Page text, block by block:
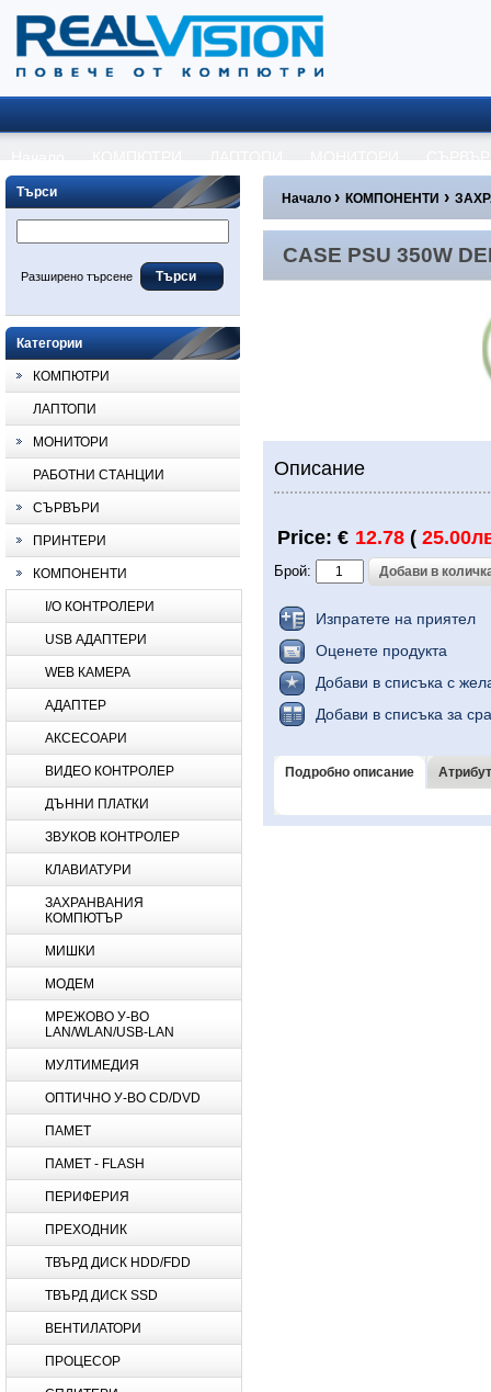
Търси
Разширено търсене
Категории
КОМПЮТРИ
ЛАПТОПИ
МОНИТОРИ
РАБОТНИ СТАНЦИИ
СЪРВЪРИ
ПРИНТЕРИ
КОМПОНЕНТИ
I/O КОНТРОЛЕРИ
USB АДАПТЕРИ
WEB КАМЕРА
АДАПТЕР
АКСЕСОАРИ
ВИДЕО КОНТРОЛЕР
ДЪННИ ПЛАТКИ
ЗВУКОВ КОНТРОЛЕР
КЛАВИАТУРИ
ЗАХРАНВАНИЯ
КОМПЮТЪР
МИШКИ
МОДЕМ
МРЕЖОВО У-ВО
LAN/WLAN/USB-LAN
МУЛТИМЕДИЯ
ОПТИЧНО У-ВО CD/DVD
ПАМЕТ
ПАМЕТ - FLASH
ПЕРИФЕРИЯ
ПРЕХОДНИК
ТВЪРД ДИСК HDD/FDD
ТВЪРД ДИСК SSD
ВЕНТИЛАТОРИ
ПРОЦЕСОР
Начало › КОМПОНЕНТИ ›
CASE PSU 350W
CASE PSU 350W
Описание
Price: € 12.78(
Брой:
Изпратете на приятел
Оценете продукта
Добави в списъка с
Добави в списъка за
Подробно описание